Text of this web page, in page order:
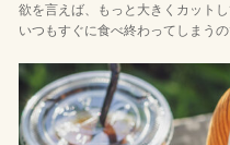
欲を言えば、もっと大きくカットし
いつもすぐに食べ終わってしまう